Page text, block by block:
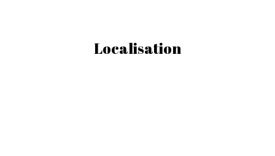
Localisation